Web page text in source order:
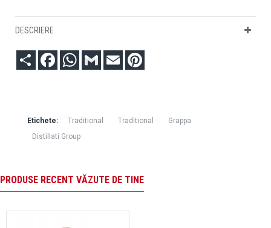
DESCRIERE
PartajareFacebookWhatsApp
Gmail Email
Etichete: Traditional Traditional
Grappa
Distillati Group
PRODUSE RECENT VĂZUTE DE TINE